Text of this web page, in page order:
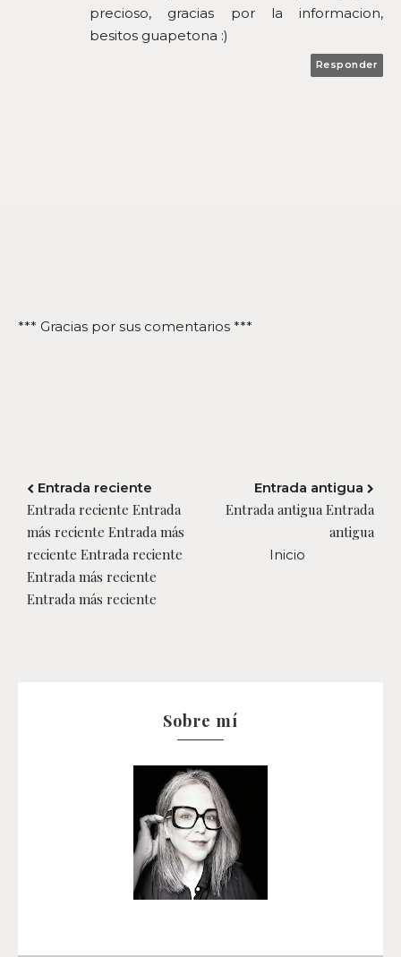
precioso, gracias por la informacion,
besitos guapetona :)
Responder
*** Gracias por sus comentarios ***
Entrada reciente
Entrada reciente Entrada
más reciente Entrada más
reciente Entrada reciente
Entrada más reciente
Entrada más reciente
Entrada antigua
Entrada antigua Entrada
antigua
Inicio
Sobre mí